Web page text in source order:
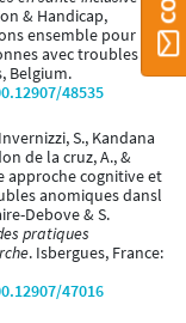
& Handicap,
ensemble pour
avec troubles du
Belgium.
48535
S., Kandana
de la cruz, A., &
approche cognitive et
anomiques dansl
Debove & S.
pratiques
. Isbergues, France:
47016